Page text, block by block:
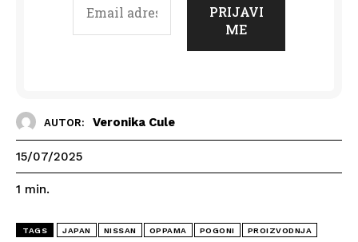
AUTOR: Veronika Cule
15/07/2025
1 min.
TAGS JAPAN NISSAN OPPAMA POGONI PROIZVODNJA